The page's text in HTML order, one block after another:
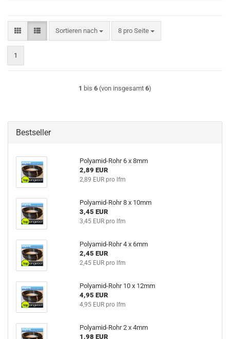
Sortieren nach
Sortieren nach 8 pro Seite
pro Seite
1
1 bis 6 (von insgesamt 6)
Bestseller
Polyamid-Rohr 6 x 8mm
2,89 EUR
2,89 EUR pro lfm
Polyamid-Rohr 8 x 10mm
3,45 EUR
3,45 EUR pro lfm
Polyamid-Rohr 4 x 6mm
2,45 EUR
2,45 EUR pro lfm
Polyamid-Rohr 10 x 12mm
4,95 EUR
4,95 EUR pro lfm
Polyamid-Rohr 2 x 4mm
1,98 EUR